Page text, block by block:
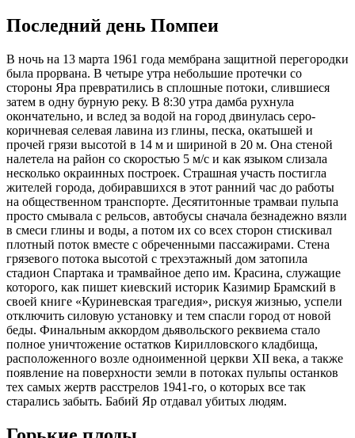
Последний день Помпеи
В ночь на 13 марта 1961 года мембрана защитной перегородки
была прорвана. В четыре утра небольшие протечки со
стороны Яра превратились в сплошные потоки, слившиеся
затем в одну бурную реку. В 8:30 утра дамба рухнула
окончательно, и вслед за водой на город двинулась серо-
коричневая селевая лавина из глины, песка, окатышей и
прочей грязи высотой в 14 м и шириной в 20 м. Она стеной
налетела на район со скоростью 5 м/с и как языком слизала
несколько окраинных построек. Страшная участь постигла
жителей города, добиравшихся в этот ранний час до работы
на общественном транспорте. Десятитонные трамваи пульпа
просто смывала с рельсов, автобусы сначала безнадежно вязли
в смеси глины и воды, а потом их со всех сторон стискивал
плотный поток вместе с обреченными пассажирами. Стена
грязевого потока высотой с трехэтажный дом затопила
стадион Спартака и трамвайное депо им. Красина, служащие
которого, как пишет киевский историк Казимир Брамский в
своей книге «Куриневская трагедия», рискуя жизнью, успели
отключить силовую установку и тем спасли город от новой
беды. Финальным аккордом дьявольского реквиема стало
полное уничтожение остатков Кирилловского кладбища,
расположенного возле одноименной церкви XII века, а также
появление на поверхности земли в потоках пульпы останков
тех самых жертв расстрелов 1941-го, о которых все так
старались забыть. Бабий Яр отдавал убитых людям.